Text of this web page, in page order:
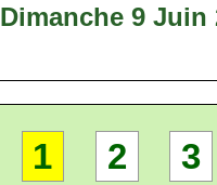
Dimanche 9 Juin
1 2 3